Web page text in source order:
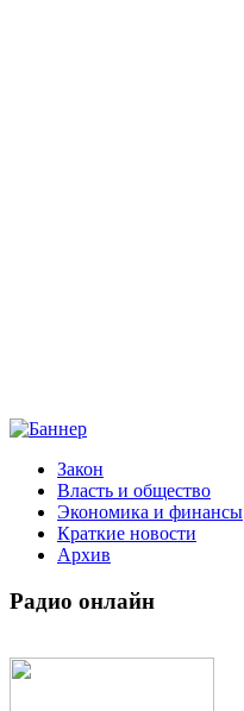
Закон
Власть и общество
Экономика и финансы
Краткие новости
Архив
Радио онлайн